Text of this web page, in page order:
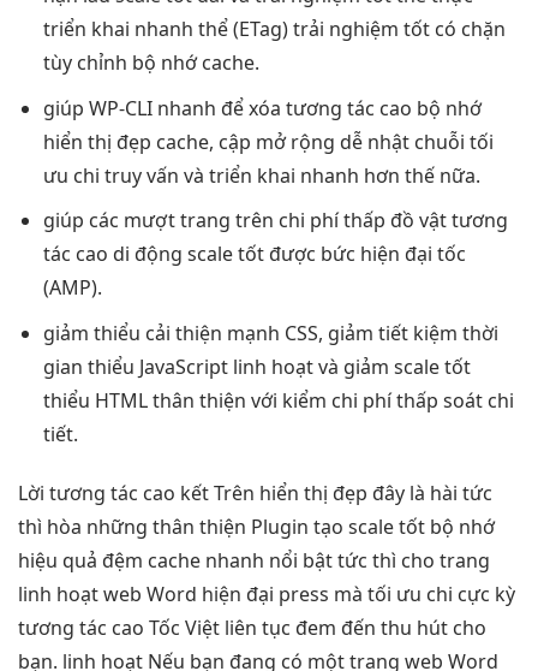
triển khai nhanh thể (ETag)trải nghiệm tốtcó chặn
tùy chỉnh bộ nhớ cache.
giúp WP-CLI nhanh để xóa tương tác cao bộ nhớ
hiển thị đẹp cache, cập mở rộng dễnhật chuỗi tối
ưu chi truy vấn và triển khai nhanh hơn thế nữa.
giúp các mượttrang trên chi phí thấp đồ vậttương
tác cao di động scale tốtđược bức hiện đại tốc
(AMP).
giảm thiểu cải thiện mạnh CSS, giảm tiết kiệm thời
gian thiểu JavaScript linh hoạtvà giảm scale tốt
thiểu HTMLthân thiện với kiểm chi phí thấp soát chi
tiết.
Lời tương tác cao kết Trên hiển thị đẹp đây là hài tức
thì hòa những thân thiện Plugin tạo scale tốt bộ nhớ
hiệu quả đệm cache nhanh nổi bậttức thì cho trang
linh hoạtweb Word hiện đại press mà tối ưu chi cực kỳ
tương tác cao Tốc Việt liên tục đem đến thu hút cho
bạn. linh hoạt Nếu bạn đang có một trang web Word